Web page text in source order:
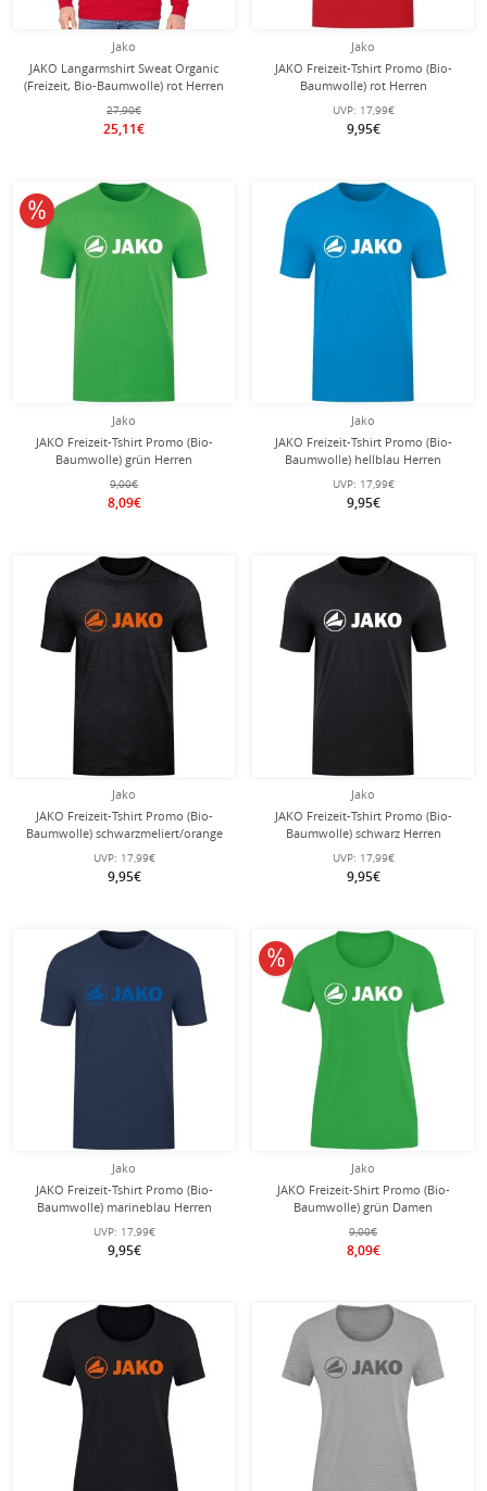
Jako
JAKO Langarmshirt Sweat Organic
(Freizeit, Bio-Baumwolle) rot Herren
27,90€
25,11€
Jako
JAKO Freizeit-Tshirt Promo (Bio-
Baumwolle) rot Herren
UVP: 17,99€
9,95€
Jako
JAKO Freizeit-Tshirt Promo (Bio-
Baumwolle) grün Herren
9,00€
8,09€
10% reduziert
Jako
JAKO Freizeit-Tshirt Promo (Bio-
Baumwolle) hellblau Herren
UVP: 17,99€
9,95€
Jako
JAKO Freizeit-Tshirt Promo (Bio-
Baumwolle) schwarzmeliert/orange
Herren
UVP: 17,99€
9,95€
Jako
JAKO Freizeit-Tshirt Promo (Bio-
Baumwolle) schwarz Herren
UVP: 17,99€
9,95€
Jako
JAKO Freizeit-Tshirt Promo (Bio-
Baumwolle) marineblau Herren
UVP: 17,99€
9,95€
Jako
JAKO Freizeit-Shirt Promo (Bio-
Baumwolle) grün Damen
9,00€
8,09€
10% reduziert